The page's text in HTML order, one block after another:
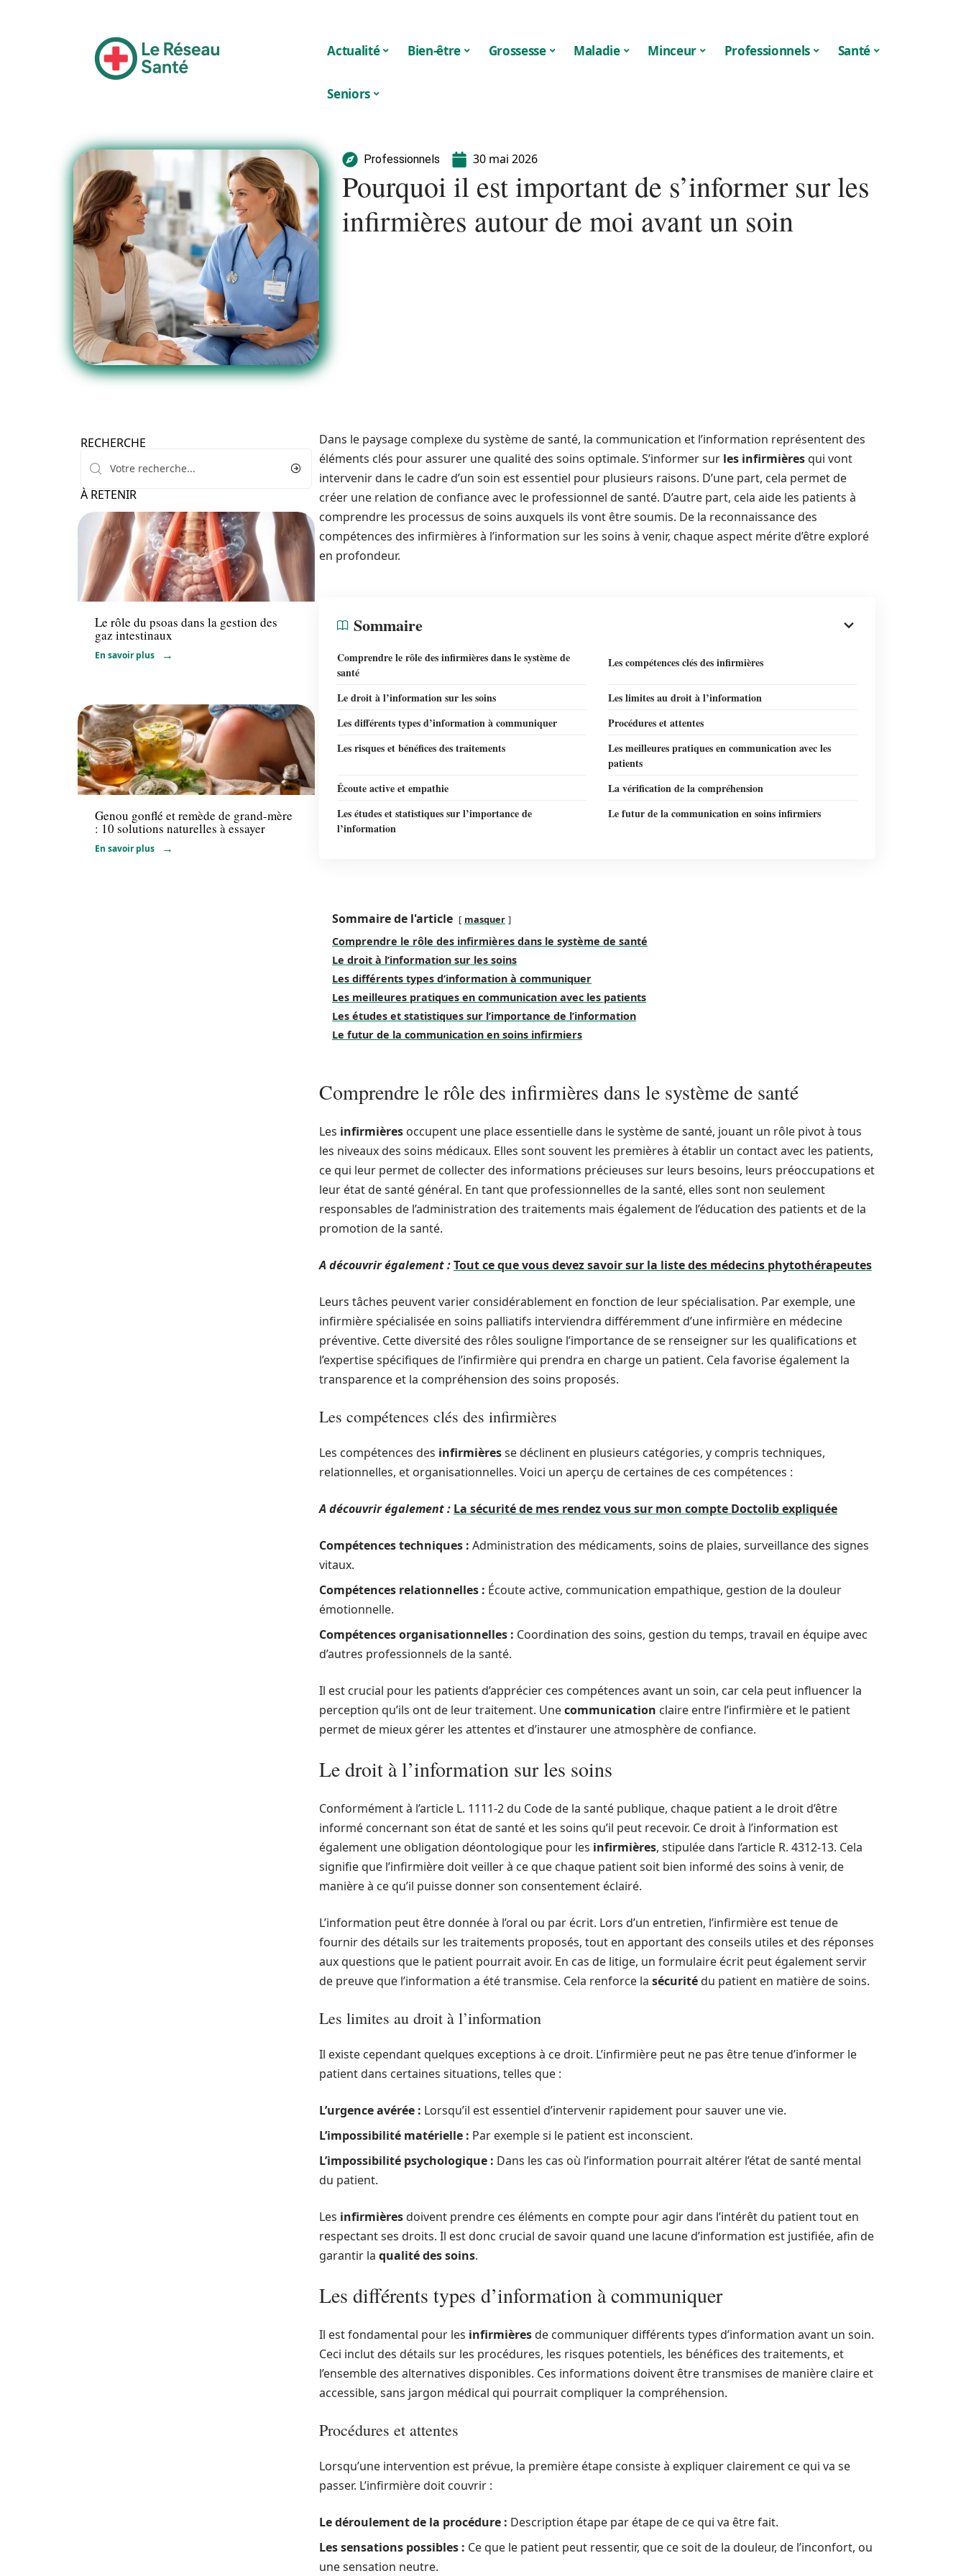
Actualité Bien-être Grossesse Maladie Minceur Professionnels Santé
Seniors
Professionnels 30 mai 2026
Pourquoi il est important de s’informer sur les
infirmières autour de moi avant un soin
RECHERCHE
À RETENIR
Santé
Le rôle du psoas dans la gestion des
gaz intestinaux
En savoir plus
Santé
Genou gonflé et remède de grand-mère
: 10 solutions naturelles à essayer
En savoir plus
Dans le paysage complexe du système de santé, la communication et l’information représentent des
éléments clés pour assurer une qualité des soins optimale. S’informer sur les infirmièresqui vont
intervenir dans le cadre d’un soin est essentiel pour plusieurs raisons. D’une part, cela permet de
créer une relation de confiance avec le professionnel de santé. D’autre part, cela aide les patients à
comprendre les processus de soins auxquels ils vont être soumis. De la reconnaissance des
compétences des infirmières à l’information sur les soins à venir, chaque aspect mérite d’être exploré
en profondeur.
Sommaire
Comprendre le rôle des infirmières dans le système de
santé
Les compétences clés des infirmières
Le droit à l’information sur les soins
Les limites au droit à l’information
Les différents types d’information à communiquer
Procédures et attentes
Les risques et bénéfices des traitements
Les meilleures pratiques en communication avec les
patients
Écoute active et empathie
La vérification de la compréhension
Les études et statistiques sur l’importance de
l’information
Le futur de la communication en soins infirmiers
Sommaire de l'article masquer
Comprendre le rôle des infirmières dans le système de santé
Le droit à l’information sur les soins
Les différents types d’information à communiquer
Les meilleures pratiques en communication avec les patients
Les études et statistiques sur l’importance de l’information
Le futur de la communication en soins infirmiers
Comprendre le rôle des infirmières dans le système de santé
Les infirmières occupent une place essentielle dans le système de santé, jouant un rôle pivot à tous
les niveaux des soins médicaux. Elles sont souvent les premières à établir un contact avec les patients,
ce qui leur permet de collecter des informations précieuses sur leurs besoins, leurs préoccupations et
leur état de santé général. En tant que professionnelles de la santé, elles sont non seulement
responsables de l’administration des traitements mais également de l’éducation des patients et de la
promotion de la santé.
A découvrir également :Tout ce que vous devez savoir sur la liste des médecins phytothérapeutes
Leurs tâches peuvent varier considérablement en fonction de leur spécialisation. Par exemple, une
infirmière spécialisée en soins palliatifs interviendra différemment d’une infirmière en médecine
préventive. Cette diversité des rôles souligne l’importance de se renseigner sur les qualifications et
l’expertise spécifiques de l’infirmière qui prendra en charge un patient. Cela favorise également la
transparence et la compréhension des soins proposés.
Les compétences clés des infirmières
Les compétences des infirmièresse déclinent en plusieurs catégories, y compris techniques,
relationnelles, et organisationnelles. Voici un aperçu de certaines de ces compétences :
A découvrir également : La sécurité de mes rendez vous sur mon compte Doctolib expliquée
Compétences techniques : Administration des médicaments, soins de plaies, surveillance des signes
vitaux.
Compétences relationnelles : Écoute active, communication empathique, gestion de la douleur
émotionnelle.
Compétences organisationnelles : Coordination des soins, gestion du temps, travail en équipe avec
d’autres professionnels de la santé.
Il est crucial pour les patients d’apprécier ces compétences avant un soin, car cela peut influencer la
perception qu’ils ont de leur traitement. Unecommunication claire entre l’infirmière et le patient
permet de mieux gérer les attentes et d’instaurer une atmosphère de confiance.
Le droit à l’information sur les soins
Conformément à l’article L. 1111-2 du Code de la santé publique, chaque patient a le droit d’être
informé concernant son état de santé et les soins qu’il peut recevoir. Ce droit à l’information est
également une obligation déontologique pour les infirmières, stipulée dans l’article R. 4312-13. Cela
signifie que l’infirmière doit veiller à ce que chaque patient soit bien informé des soins à venir, de
manière à ce qu’il puisse donner son consentement éclairé.
L’information peut être donnée à l’oral ou par écrit. Lors d’un entretien, l’infirmière est tenue de
fournir des détails sur les traitements proposés, tout en apportant des conseils utiles et des réponses
aux questions que le patient pourrait avoir. En cas de litige, un formulaire écrit peut également servir
de preuve que l’information a été transmise. Cela renforce la sécuritédu patient en matière de soins.
Les limites au droit à l’information
Il existe cependant quelques exceptions à ce droit. L’infirmière peut ne pas être tenue d’informer le
patient dans certaines situations, telles que :
L’urgence avérée : Lorsqu’il est essentiel d’intervenir rapidement pour sauver une vie.
L’impossibilité matérielle : Par exemple si le patient est inconscient.
L’impossibilité psychologique : Dans les cas où l’information pourrait altérer l’état de santé mental
du patient.
Les infirmièresdoivent prendre ces éléments en compte pour agir dans l’intérêt du patient tout en
respectant ses droits. Il est donc crucial de savoir quand une lacune d’information est justifiée, afin de
garantir la qualité des soins.
Les différents types d’information à communiquer
Il est fondamental pour les infirmièresde communiquer différents types d’information avant un soin.
Ceci inclut des détails sur les procédures, les risques potentiels, les bénéfices des traitements, et
l’ensemble des alternatives disponibles. Ces informations doivent être transmises de manière claire et
accessible, sans jargon médical qui pourrait compliquer la compréhension.
Procédures et attentes
Lorsqu’une intervention est prévue, la première étape consiste à expliquer clairement ce qui va se
passer. L’infirmière doit couvrir :
Le déroulement de la procédure : Description étape par étape de ce qui va être fait.
Les sensations possibles : Ce que le patient peut ressentir, que ce soit de la douleur, de l’inconfort, ou
une sensation neutre.